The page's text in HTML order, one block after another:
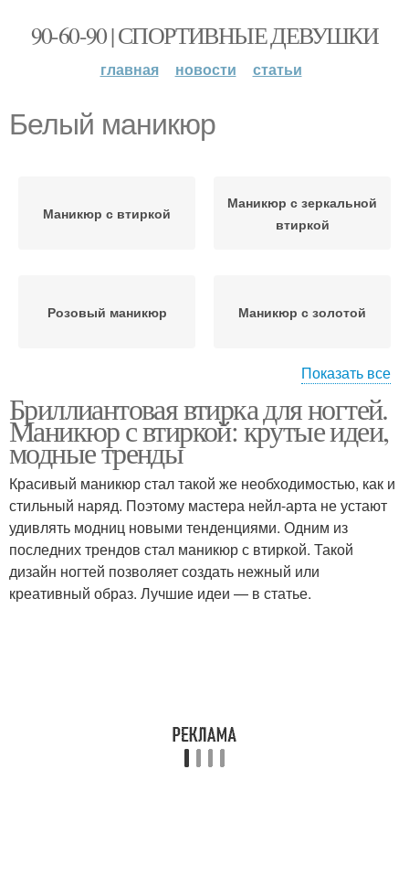
90-60-90 | СПОРТИВНЫЕ ДЕВУШКИ
главная новости статьи
Белый маникюр
Маникюр с втиркой
Маникюр с зеркальной
втиркой
Розовый маникюр Маникюр с золотой
Маникюр с красным Маникюр со втиркой
Маникюр с золотом Однотонный маникюр
Металлический
Показать все
Бриллиантовая втирка для ногтей.
Маникюр с втиркой: крутые идеи,
модные тренды
Красивый маникюр стал такой же необходимостью, как и
стильный наряд. Поэтому мастера нейл-арта не устают
удивлять модниц новыми тенденциями. Одним из
последних трендов стал маникюр с втиркой. Такой
дизайн ногтей позволяет создать нежный или
креативный образ. Лучшие идеи — в статье.